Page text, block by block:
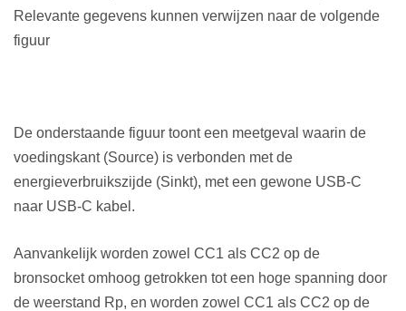
Relevante gegevens kunnen verwijzen naar de volgende
figuur
De onderstaande figuur toont een meetgeval waarin de
voedingskant (Source) is verbonden met de
energieverbruikszijde (Sinkt), met een gewone USB-C
naar USB-C kabel.
Aanvankelijk worden zowel CC1 als CC2 op de
bronsocket omhoog getrokken tot een hoge spanning door
de weerstand Rp, en worden zowel CC1 als CC2 op de